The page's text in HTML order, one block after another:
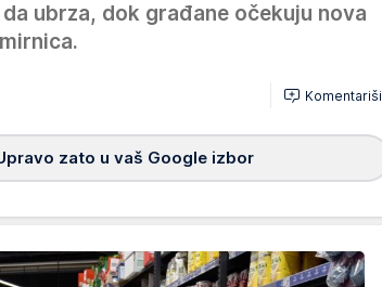
ubrza, dok građane očekuju nova
Komentariši
zato u vaš Google izbor